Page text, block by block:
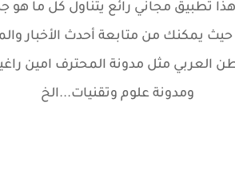
مجاني رائع يتناول كل ما هو
حيث يمكنك من متابعة أحدث الأخبار
العربي مثل مدونة المحترف امين
ومدونة علوم وتقنيات...الخ